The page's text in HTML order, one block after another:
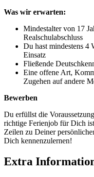
Was wir erwarten:
Mindestalter von 17
Realschulabschluss
Du hast mindestens 4
Einsatz
Fließende
Eine offene Art,
Zugehen auf andere
Bewerben
Du erfüllst die
richtige Ferienjob für Dich
Zeilen zu Deiner
Dich kennenzulernen!
Extra